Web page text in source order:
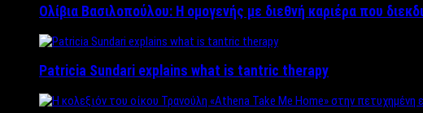
Ολίβια Βασιλοπούλου: Η ομογενής με διεθνή καριέρα που
Patricia Sundari explains what is tantric therapy